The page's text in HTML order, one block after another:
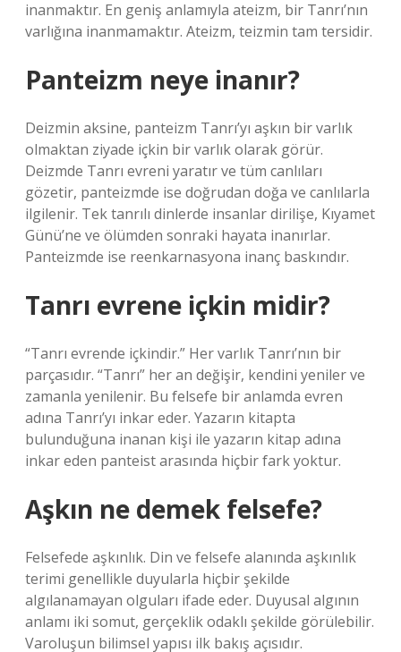
inanmaktır. En geniş anlamıyla ateizm, bir Tanrı’nın
varlığına inanmamaktır. Ateizm, teizmin tam tersidir.
Panteizm neye inanır?
Deizmin aksine, panteizm Tanrı’yı ​​aşkın bir varlık
olmaktan ziyade içkin bir varlık olarak görür.
Deizmde Tanrı evreni yaratır ve tüm canlıları
gözetir, panteizmde ise doğrudan doğa ve canlılarla
ilgilenir. Tek tanrılı dinlerde insanlar dirilişe, Kıyamet
Günü’ne ve ölümden sonraki hayata inanırlar.
Panteizmde ise reenkarnasyona inanç baskındır.
Tanrı evrene içkin midir?
“Tanrı evrende içkindir.” Her varlık Tanrı’nın bir
parçasıdır. “Tanrı” her an değişir, kendini yeniler ve
zamanla yenilenir. Bu felsefe bir anlamda evren
adına Tanrı’yı ​​inkar eder. Yazarın kitapta
bulunduğuna inanan kişi ile yazarın kitap adına
inkar eden panteist arasında hiçbir fark yoktur.
Aşkın ne demek felsefe?
Felsefede aşkınlık. Din ve felsefe alanında aşkınlık
terimi genellikle duyularla hiçbir şekilde
algılanamayan olguları ifade eder. Duyusal algının
anlamı iki somut, gerçeklik odaklı şekilde görülebilir.
Varoluşun bilimsel yapısı ilk bakış açısıdır.